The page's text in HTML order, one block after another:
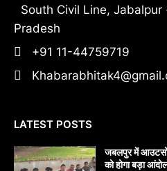
South Civil Line,
Pradesh
+91 11-44759719
LATEST POSTS
जबलपुर में
को होगा बड़ा